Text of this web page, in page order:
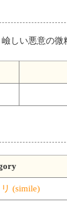
しい悪意の微
(simile)